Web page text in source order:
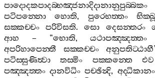
පාදොදකපාදබ‍්භඤ‍්ජනාදිදානානුපුබ‍්බකං
පටිපන‍්නො
හොති, පුරෙභත‍්තං භික‍්ඛූ
සක‍්කච‍්චං
පරිවිසති.සො දෙසන‍්තරං
ආහ – “භොති,යථාපඤ‍්ඤත‍්තං
අපරිහාපෙන‍්තී
සක‍්කච‍්චං අනුපතිට‍්ඨාහී
පටිස‍්සුණිත්‍වා
තස‍්මිං පක‍්කන‍්තෙ එව
පඤ‍්ඤත‍්තං දානවිධිං පච‍්ඡින්‍දි, අද‍්ධිකානං